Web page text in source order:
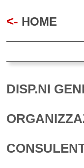
<- HOME
DISP.NI